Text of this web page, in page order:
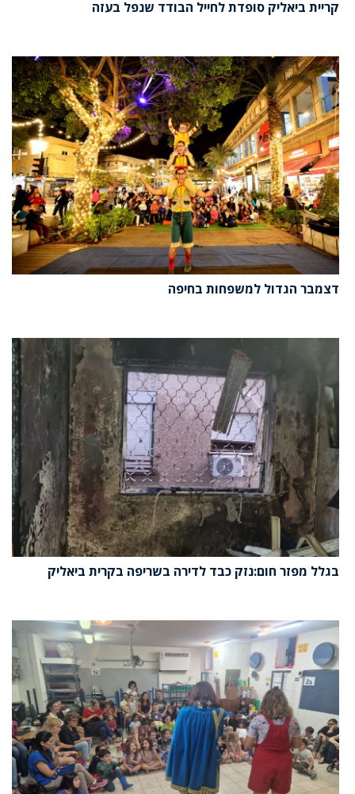
קריית ביאליק סופדת לחייל הבודד שנפל בעזה
דצמבר הגדול למשפחות בחיפה
בגלל מפזר חום:נזק כבד לדירה בשריפה בקרית ביאליק